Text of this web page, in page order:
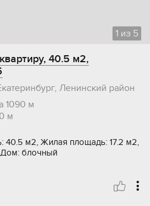
1 из 5
40.5 м2,
Ленинский район
1090 м
м
40.5 м2, Жилая площадь: 17.2 м2,
Дом: блочный